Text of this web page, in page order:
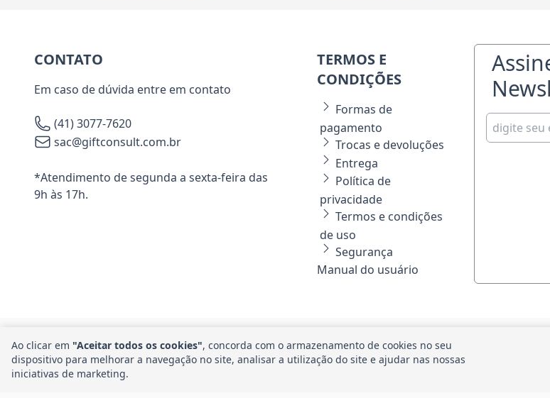
CONTATO
Em caso de dúvida entre em contato
(41) 3077-7620
sac@giftconsult.com.br
*Atendimento de segunda a sexta-feira das
9h às 17h.
TERMOS E
CONDIÇÕES
Formas de
pagamento
Trocas e devoluções
Entrega
Política de
privacidade
Termos e condições
de uso
Segurança
Manual do usuário
Ambiente 100% Seguro.
Ao clicar em "Aceitar todos os cookies", concorda com o armazenamento de cookies no seu
dispositivo para melhorar a navegação no site, analisar a utilização do site e ajudar nas nossas
iniciativas de marketing.